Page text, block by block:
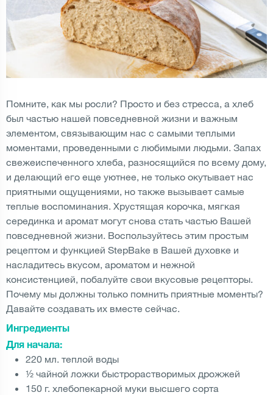
Помните, как мы росли? Просто и без стресса, а хлеб
был частью нашей повседневной жизни и важным
элементом, связывающим нас с самыми теплыми
моментами, проведенными с любимыми людьми. Запах
свежеиспеченного хлеба, разносящийся по всему дому,
и делающий его еще уютнее, не только окутывает нас
приятными ощущениями, но также вызывает самые
теплые воспоминания. Хрустящая корочка, мягкая
серединка и аромат могут снова стать частью Вашей
повседневной жизни. Воспользуйтесь этим простым
рецептом и функцией StepBake в Вашей духовке и
насладитесь вкусом, ароматом и нежной
консистенцией, побалуйте свои вкусовые рецепторы.
Почему мы должны только помнить приятные моменты?
Давайте создавать их вместе сейчас.
Ингредиенты
Для начала:
220 мл. теплой воды
½ чайной ложки быстрорастворимых дрожжей
150 г. хлебопекарной муки высшего сорта